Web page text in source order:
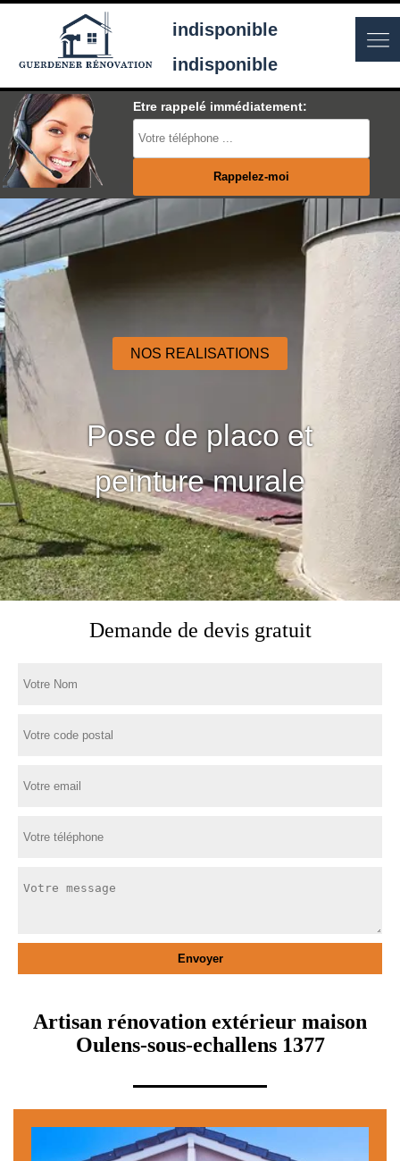
indisponible
indisponible
Etre rappelé immédiatement:
NOS REALISATIONS
Pose de placo et
peinture murale
Demande de devis gratuit
Artisan rénovation extérieur maison
Oulens-sous-echallens 1377